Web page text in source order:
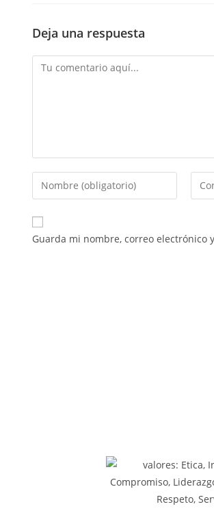
Deja una respuesta
Guarda mi nombre, correo electrónico